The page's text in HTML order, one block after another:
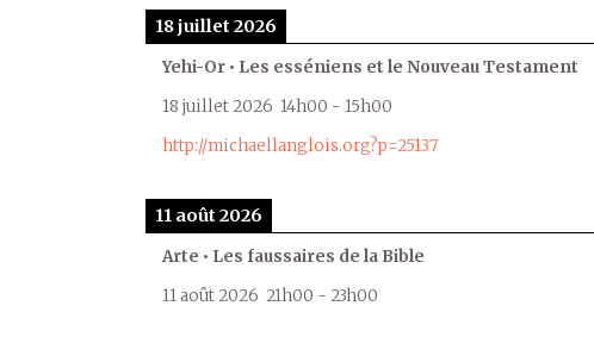
18 juillet 2026
Yehi-Or • Les esséniens et le Nouveau Testament
18 juillet 2026 14h00 - 15h00
http://michaellanglois.org?p=25137
11 août 2026
Arte • Les faussaires de la Bible
11 août 2026 21h00 - 23h00